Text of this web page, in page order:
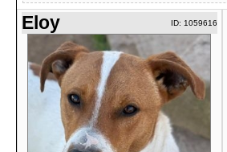
Eloy ID: 1059616